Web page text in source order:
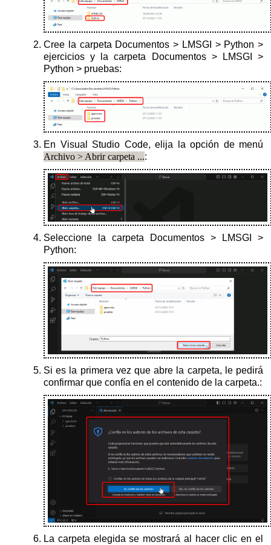
Cree la carpeta Documentos > LMSGI > Python >
ejercicios y la carpeta Documentos > LMSGI >
Python > pruebas:
En Visual Studio Code, elija la opción de menú
Archivo > Abrir carpeta ...:
Seleccione la carpeta Documentos > LMSGI >
Python:
Si es la primera vez que abre la carpeta, le pedirá
confirmar que confía en el contenido de la carpeta.:
La carpeta elegida se mostrará al hacer clic en el